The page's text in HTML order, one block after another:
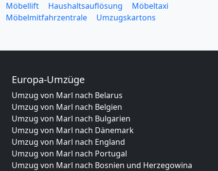
Möbellift
Haushaltsauflösung
Möbeltaxi
Möbelmitfahrzentrale
Umzugskartons
Europa-Umzüge
Umzug von Marl nach Belarus
Umzug von Marl nach Belgien
Umzug von Marl nach Bulgarien
Umzug von Marl nach Dänemark
Umzug von Marl nach England
Umzug von Marl nach Portugal
Umzug von Marl nach Bosnien und Herzegowina